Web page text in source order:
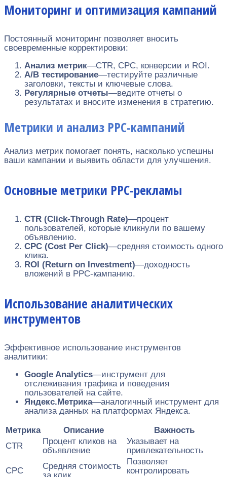
Мониторинг и оптимизация кампаний
Постоянный мониторинг позволяет вносить
своевременные корректировки:
Анализ метрик—CTR, CPC, конверсии и ROI.
A/B тестирование—тестируйте различные
заголовки, тексты и ключевые слова.
Регулярные отчеты—ведите отчеты о
результатах и вносите изменения в стратегию.
Метрики и анализ PPC-кампаний
Анализ метрик помогает понять, насколько успешны
ваши кампании и выявить области для улучшения.
Основные метрики PPC-рекламы
CTR (Click-Through Rate)—процент
пользователей, которые кликнули по вашему
объявлению.
CPC (Cost Per Click)—средняя стоимость одного
клика.
ROI (Return on Investment)—доходность
вложений в PPC-кампанию.
Использование аналитических
инструментов
Эффективное использование инструментов
аналитики:
Google Analytics—инструмент для
отслеживания трафика и поведения
пользователей на сайте.
Яндекс.Метрика—аналогичный инструмент для
анализа данных на платформах Яндекса.
Метрика
Описание
Важность
CTR
Процент кликов на
объявление
Указывает на
привлекательность
CPC
Средняя стоимость
за клик
Позволяет
контролировать